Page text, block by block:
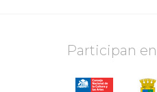
Participan